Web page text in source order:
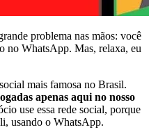
problema nas mãos: você
no WhatsApp. Mas, relaxa, eu
mais famosa no Brasil.
apenas aqui no nosso
use essa rede social, porque
usando o WhatsApp.